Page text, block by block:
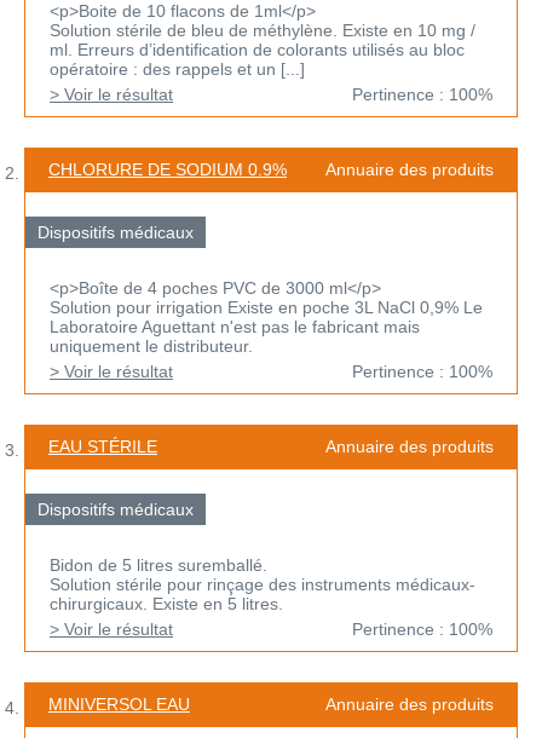
<p>Boite de 10 flacons de 1ml</p>
Solution stérile de bleu de méthylène. Existe en 10 mg /
ml. Erreurs d’identification de colorants utilisés au bloc
opératoire : des rappels et un [...]
> Voir le résultat
Pertinence : 100%
CHLORURE DE SODIUM 0.9% Annuaire des produits
Dispositifs médicaux
<p>Boîte de 4 poches PVC de 3000 ml</p>
Solution pour irrigation Existe en poche 3L NaCl 0,9% Le
Laboratoire Aguettant n'est pas le fabricant mais
uniquement le distributeur.
> Voir le résultat
Pertinence : 100%
EAU STÉRILE Annuaire des produits
Dispositifs médicaux
Bidon de 5 litres suremballé.
Solution stérile pour rinçage des instruments médicaux-
chirurgicaux. Existe en 5 litres.
> Voir le résultat
Pertinence : 100%
MINIVERSOL EAU Annuaire des produits